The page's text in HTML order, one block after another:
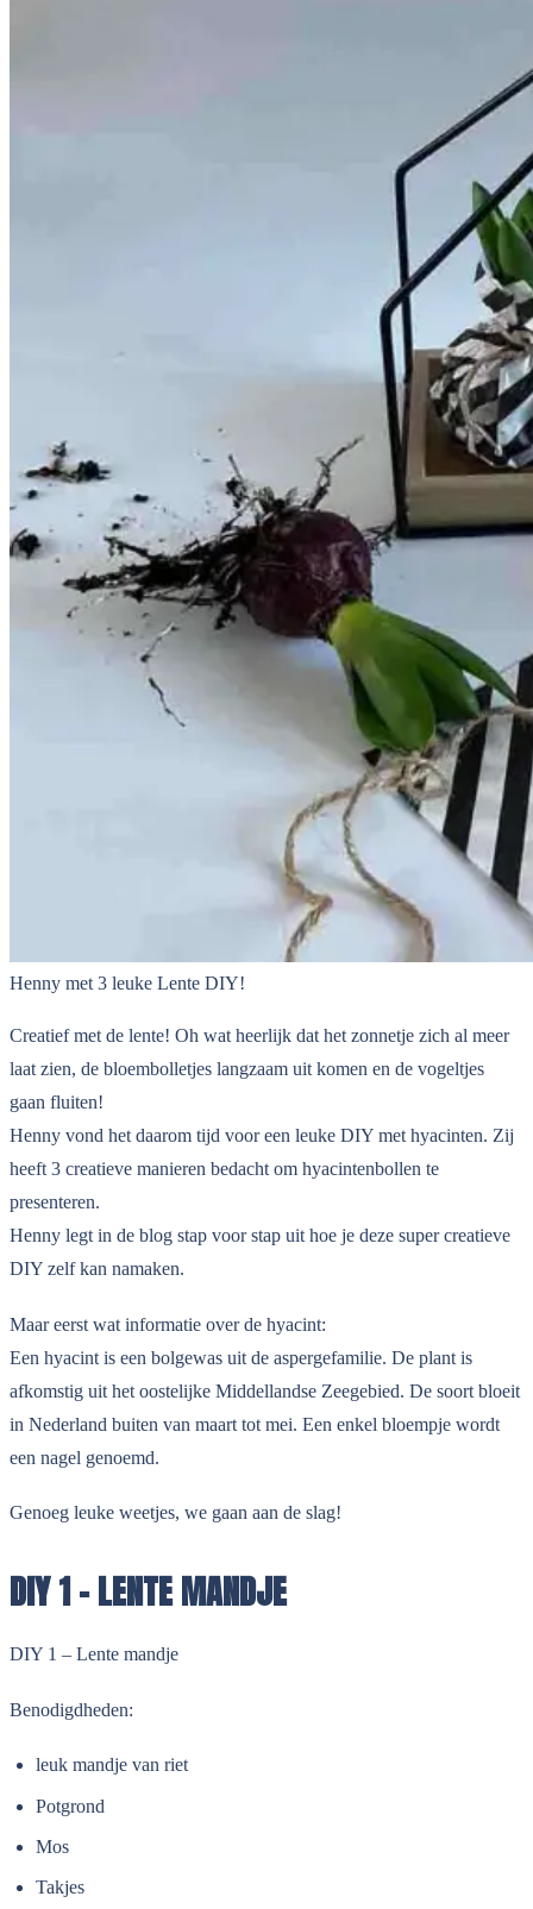
Henny met 3 leuke Lente DIY!
Creatief met de lente! Oh wat heerlijk dat het zonnetje zich al meer
laat zien, de bloembolletjes langzaam uit komen en de vogeltjes
gaan fluiten!
Henny vond het daarom tijd voor een leuke DIY met hyacinten. Zij
heeft 3 creatieve manieren bedacht om hyacintenbollen te
presenteren.
Henny legt in de blog stap voor stap uit hoe je deze super creatieve
DIY zelf kan namaken.
Maar eerst wat informatie over de hyacint:
Een hyacint is een bolgewas uit de aspergefamilie. De plant is
afkomstig uit het oostelijke Middellandse Zeegebied. De soort bloeit
in Nederland buiten van maart tot mei. Een enkel bloempje wordt
een nagel genoemd.
Genoeg leuke weetjes, we gaan aan de slag!
DIY 1 - LENTE MANDJE
DIY 1 – Lente mandje
Benodigdheden:
leuk mandje van riet
Potgrond
Mos
Takjes